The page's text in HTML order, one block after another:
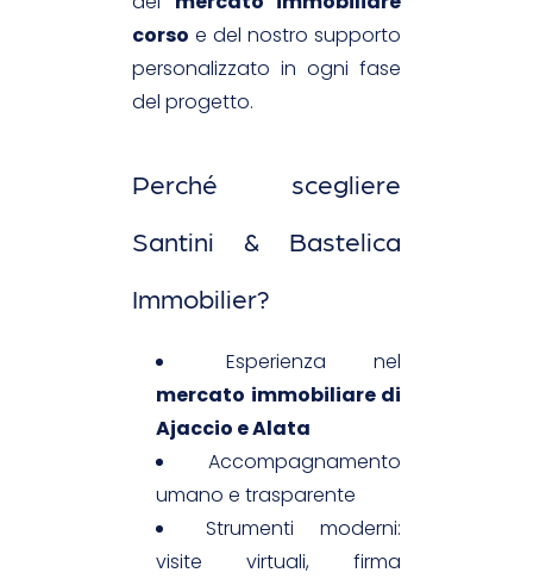
corso e del nostro supporto
personalizzato in ogni fase
del progetto.
Perché scegliere
Santini & Bastelica
Immobilier?
Esperienza nel
mercato immobiliare di
Ajaccio e Alata
Accompagnamento
umano e trasparente
Strumenti moderni:
visite virtuali, firma